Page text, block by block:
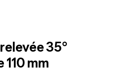
35°
mm